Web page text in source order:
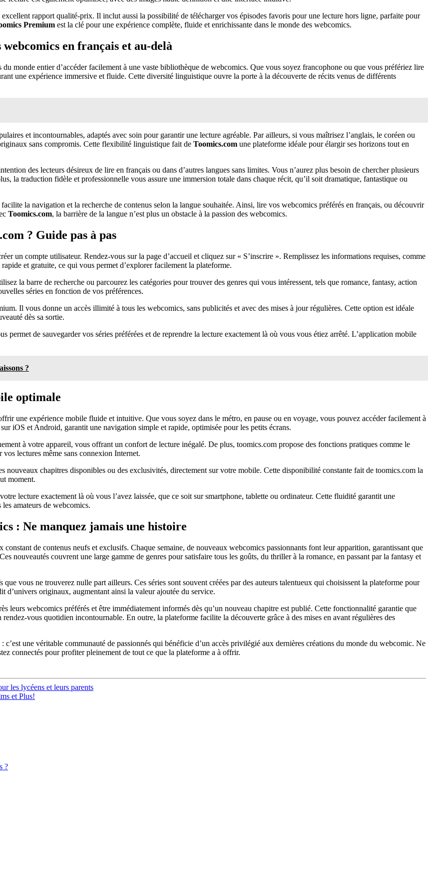
rapport qualité-prix. Il inclut aussi la possibilité de télécharger vos épisodes favoris pour une lecture hors ligne, parfaite pour
Premium est la clé pour une expérience complète, fluide et enrichissante dans le monde des webcomics.
en français et au-delà
monde entier d’accéder facilement à une vaste bibliothèque de webcomics. Que vous soyez francophone ou que vous préfériez lire
une expérience immersive et fluide. Cette diversité linguistique ouvre la porte à la découverte de récits venus de différents
et incontournables, adaptés avec soin pour garantir une lecture agréable. Par ailleurs, si vous maîtrisez l’anglais, le coréen ou
sans compromis. Cette flexibilité linguistique fait de Toomics.com une plateforme idéale pour élargir ses horizons tout en
des lecteurs désireux de lire en français ou dans d’autres langues sans limites. Vous n’aurez plus besoin de chercher plusieurs
la traduction fidèle et professionnelle vous assure une immersion totale dans chaque récit, qu’il soit dramatique, fantastique ou
la navigation et la recherche de contenus selon la langue souhaitée. Ainsi, lire vos webcomics préférés en français, ou découvrir
Toomics.com, la barrière de la langue n’est plus un obstacle à la passion des webcomics.
? Guide pas à pas
un compte utilisateur. Rendez-vous sur la page d’accueil et cliquez sur « S’inscrire ». Remplissez les informations requises, comme
et gratuite, ce qui vous permet d’explorer facilement la plateforme.
la barre de recherche ou parcourez les catégories pour trouver des genres qui vous intéressent, tels que romance, fantasy, action
séries en fonction de vos préférences.
Il vous donne un accès illimité à tous les webcomics, sans publicités et avec des mises à jour régulières. Cette option est idéale
dès sa sortie.
de sauvegarder vos séries préférées et de reprendre la lecture exactement là où vous vous étiez arrêté. L’application mobile
?
optimale
une expérience mobile fluide et intuitive. Que vous soyez dans le métro, en pause ou en voyage, vous pouvez accéder facilement à
iOS et Android, garantit une navigation simple et rapide, optimisée pour les petits écrans.
à votre appareil, vous offrant un confort de lecture inégalé. De plus, toomics.com propose des fonctions pratiques comme le
lectures même sans connexion Internet.
nouveaux chapitres disponibles ou des exclusivités, directement sur votre mobile. Cette disponibilité constante fait de toomics.com la
moment.
lecture exactement là où vous l’avez laissée, que ce soit sur smartphone, tablette ou ordinateur. Cette fluidité garantit une
amateurs de webcomics.
: Ne manquez jamais une histoire
de contenus neufs et exclusifs. Chaque semaine, de nouveaux webcomics passionnants font leur apparition, garantissant que
nouveautés couvrent une large gamme de genres pour satisfaire tous les goûts, du thriller à la romance, en passant par la fantasy et
que vous ne trouverez nulle part ailleurs. Ces séries sont souvent créées par des auteurs talentueux qui choisissent la plateforme pour
originaux, augmentant ainsi la valeur ajoutée du service.
leurs webcomics préférés et être immédiatement informés dès qu’un nouveau chapitre est publié. Cette fonctionnalité garantie que
vous quotidien incontournable. En outre, la plateforme facilite la découverte grâce à des mises en avant régulières des
c’est une véritable communauté de passionnés qui bénéficie d’un accès privilégié aux dernières créations du monde du webcomic. Ne
connectés pour profiter pleinement de tout ce que la plateforme a à offrir.
les lycéens et leurs parents
et Plus!
?